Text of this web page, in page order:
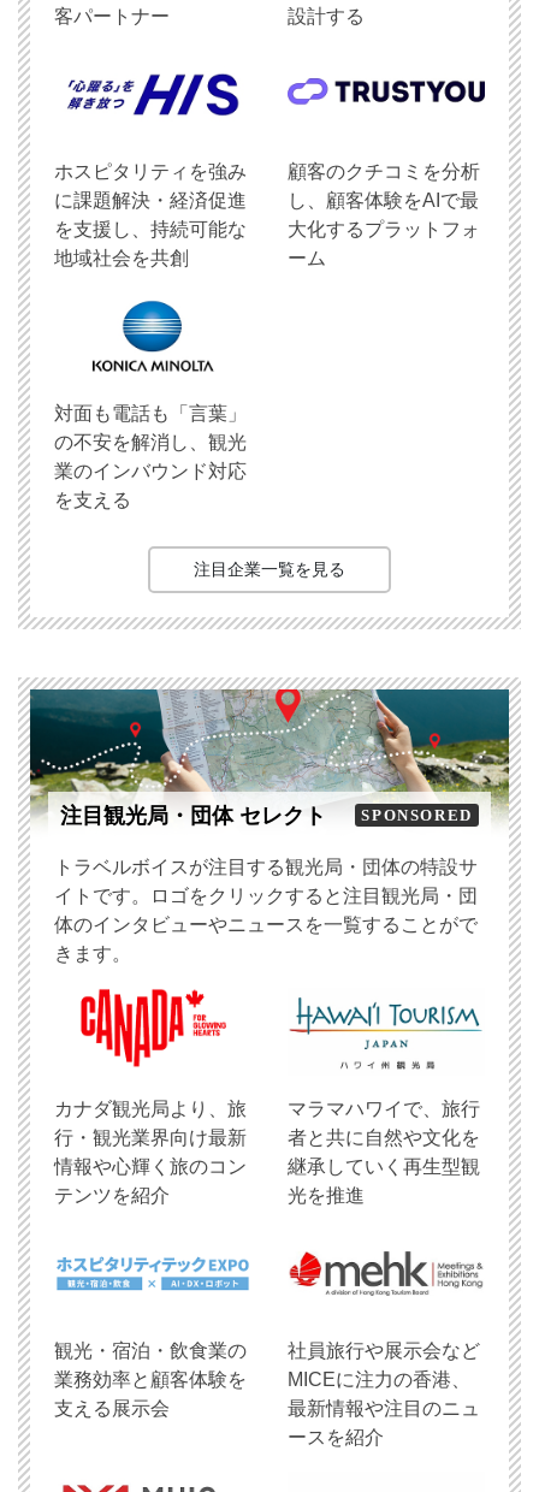
客パートナー
設計する
ホスピタリティを強み
に課題解決・経済促進
を支援し、持続可能な
地域社会を共創
顧客のクチコミを分析
し、顧客体験をAIで最
大化するプラットフォ
ーム
対面も電話も「言葉」
の不安を解消し、観光
業のインバウンド対応
を支える
注目企業一覧を見る
注目観光局・団体 セレクト SPONSORED
トラベルボイスが注目する観光局・団体の特設サ
イトです。ロゴをクリックすると注目観光局・団
体のインタビューやニュースを一覧することがで
きます。
​カナダ観光局より、旅
行・観光業界向け最新
情報や心輝く旅のコン
テンツを紹介
マラマハワイで、旅行
者と共に自然や文化を
継承していく再生型観
光を推進
観光・宿泊・飲食業の
業務効率と顧客体験を
支える展示会
社員旅行や展示会など
MICEに注力の香港、
最新情報や注目のニュ
ースを紹介